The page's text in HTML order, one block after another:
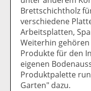
Brettschichtholz
verschiedene
Arbeitsplatten,
Weiterhin
Produkte für den
eigenen
Produktpalette
Garten" dazu.